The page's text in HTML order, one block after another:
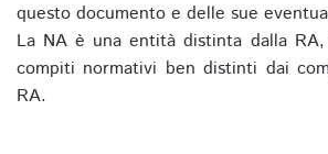
questo documento e delle sue
La NA è una entità distinta dalla
compiti normativi ben distinti dai
RA.